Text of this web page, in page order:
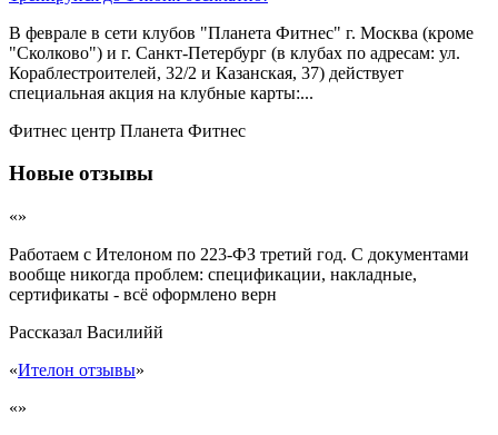
В феврале в сети клубов "Планета Фитнес" г. Москва (кроме
"Сколково") и г. Санкт-Петербург (в клубах по адресам: ул.
Кораблестроителей, 32/2 и Казанская, 37) действует
специальная акция на клубные карты:...
Фитнес центр Планета Фитнес
Новые отзывы
«»
Работаем с Ителоном по 223-ФЗ третий год. С документами
вообще никогда проблем: спецификации, накладные,
сертификаты - всё оформлено верн
Рассказал Василийй
«Ителон отзывы»
«»